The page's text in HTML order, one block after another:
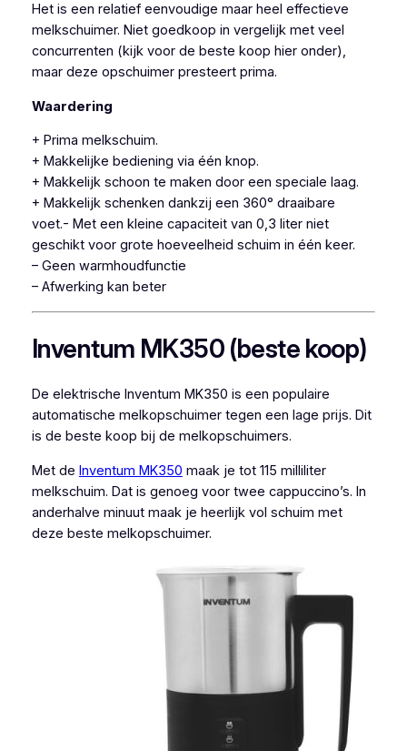
Het is een relatief eenvoudige maar heel effectieve
melkschuimer. Niet goedkoop in vergelijk met veel
concurrenten (kijk voor de beste koop hier onder),
maar deze opschuimer presteert prima.
Waardering
+ Prima melkschuim.
+ Makkelijke bediening via één knop.
+ Makkelijk schoon te maken door een speciale laag.
+ Makkelijk schenken dankzij een 360° draaibare
voet.- Met een kleine capaciteit van 0,3 liter niet
geschikt voor grote hoeveelheid schuim in één keer.
– Geen warmhoudfunctie
– Afwerking kan beter
Inventum MK350 (beste koop)
De elektrische Inventum MK350 is een populaire
automatische melkopschuimer tegen een lage prijs. Dit
is de beste koop bij de melkopschuimers.
Met de Inventum MK350 maak je tot 115 milliliter
melkschuim. Dat is genoeg voor twee cappuccino’s. In
anderhalve minuut maak je heerlijk vol schuim met
deze beste melkopschuimer.